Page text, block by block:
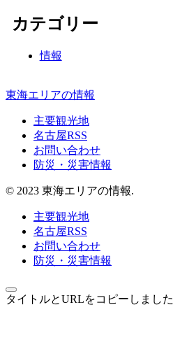
カテゴリー
情報
東海エリアの情報
主要観光地
名古屋RSS
お問い合わせ
防災・災害情報
© 2023 東海エリアの情報.
主要観光地
名古屋RSS
お問い合わせ
防災・災害情報
タイトルとURLをコピーしました